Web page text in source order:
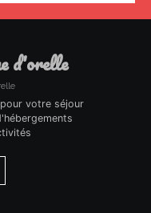
d'orelle
votre séjour